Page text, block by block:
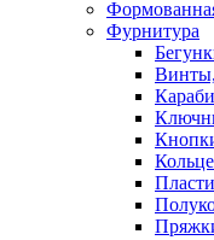
Фурнитура